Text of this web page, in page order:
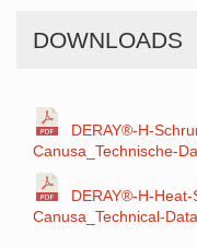
DOWNLOADS
DERAY®-H-
Canusa_Technische-
DERAY®-H-
Canusa_Technical-